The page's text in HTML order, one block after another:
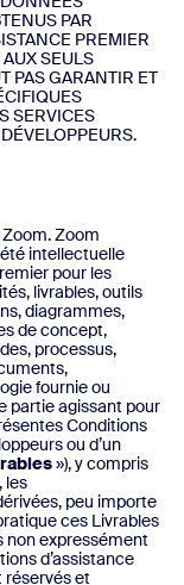
PAR
PREMIER
AUX SEULS
PAS GARANTIR ET
SERVICES
Zoom
intellectuelle
pour les
livrables, outils
diagrammes,
de concept,
processus,
fournie ou
partie agissant pour
Conditions
ou d’un
»), y compris
les
peu importe
ces Livrables
non expressément
d’assistance
réservés et